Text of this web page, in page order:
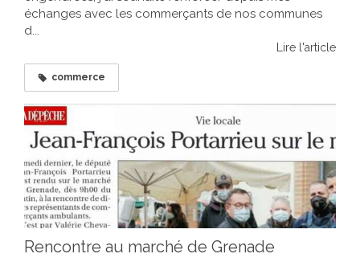
échanges avec les commerçants de nos communes
d...
Lire l'article
commerce
Rencontre au marché de Grenade